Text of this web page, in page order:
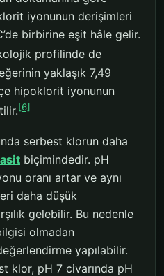
iyonunun derişimleri
birbirine eşit hâle gelir.
profilinde de
yaklaşık 7,49
hipoklorit iyonunun
[6]
serbest klorun daha
asit biçimindedir. pH
oranı artar ve aynı
daha düşük
gelebilir. Bu nedenle
olmadan
yapılabilir.
klor, pH 7 civarında pH